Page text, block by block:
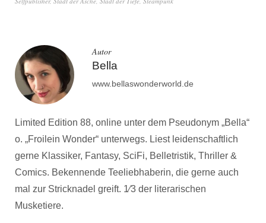
Autor
Bella
www.bellaswonderworld.de
Limited Edition 88, online unter dem Pseudonym „Bella“
o. „Froilein Wonder“ unterwegs. Liest leidenschaftlich
gerne Klassiker, Fantasy, SciFi, Belletristik, Thriller &
Comics. Bekennende Teeliebhaberin, die gerne auch
mal zur Stricknadel greift. 1⁄3 der literarischen
Musketiere.